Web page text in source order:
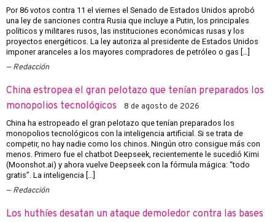
Por 86 votos contra 11 el viernes el Senado de Estados Unidos aprobó
una ley de sanciones contra Rusia que incluye a Putin, los principales
políticos y militares rusos, las instituciones económicas rusas y los
proyectos energéticos. La ley autoriza al presidente de Estados Unidos
imponer aranceles a los mayores compradores de petróleo o gas […]
Redacción
China estropea el gran pelotazo que tenían preparados los
monopolios tecnológicos
8 de agosto de 2026
China ha estropeado el gran pelotazo que tenían preparados los
monopolios tecnológicos con la inteligencia artificial. Si se trata de
competir, no hay nadie como los chinos. Ningún otro consigue más con
menos. Primero fue el chatbot Deepseek, recientemente le sucedió Kimi
(Moonshot.ai) y ahora vuelve Deepseek con la fórmula mágica: “todo
gratis”. La inteligencia […]
Redacción
Los huthíes desatan un ataque demoledor contra las bases